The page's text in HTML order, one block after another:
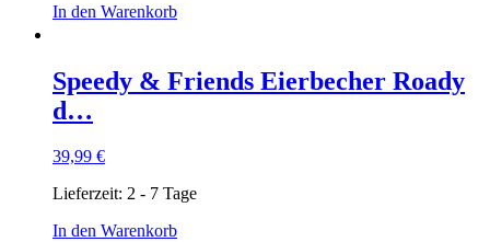
In den Warenkorb
Speedy & Friends Eierbecher Roady
d…
39,99 €
Lieferzeit: 2 - 7 Tage
In den Warenkorb